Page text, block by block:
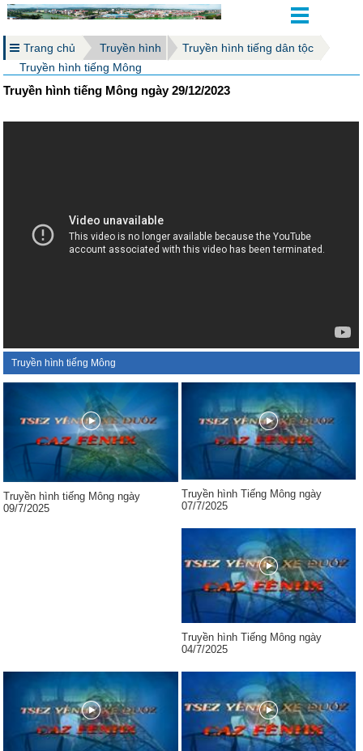
Trang chủ Truyền hình
Truyền hình tiếng dân tộc
Truyền hình tiếng Mông
Truyền hình tiếng Mông ngày 29/12/2023
Truyền hình tiếng Mông
Truyền hình tiếng Mông ngày
09/7/2025
Truyền hình Tiếng Mông ngày
07/7/2025
Truyền hình Tiếng Mông ngày
04/7/2025